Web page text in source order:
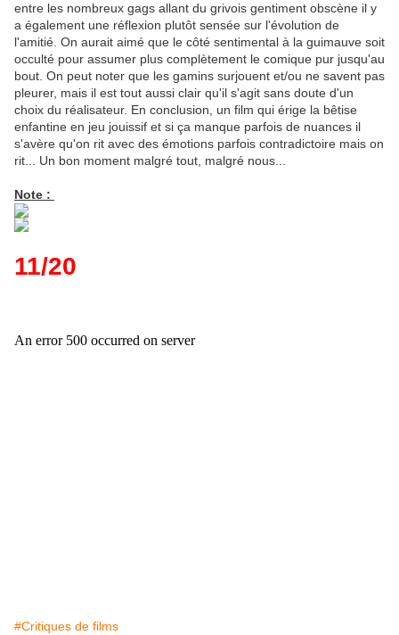
entre les nombreux gags allant du grivois gentiment obscène il y
a également une réflexion plutôt sensée sur l'évolution de
l'amitié. On aurait aimé que le côté sentimental à la guimauve soit
occulté pour assumer plus complètement le comique pur jusqu'au
bout. On peut noter que les gamins surjouent et/ou ne savent pas
pleurer, mais il est tout aussi clair qu'il s'agit sans doute d'un
choix du réalisateur. En conclusion, un film qui érige la bêtise
enfantine en jeu jouissif et si ça manque parfois de nuances il
s'avère qu'on rit avec des émotions parfois contradictoire mais on
rit... Un bon moment malgré tout, malgré nous...
Note :
11/20
#Critiques de films